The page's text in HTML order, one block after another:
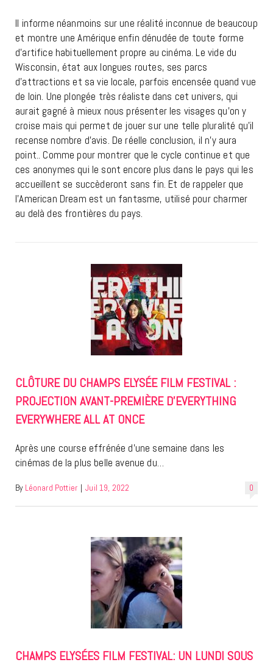
Il informe néanmoins sur une réalité inconnue de beaucoup
et montre une Amérique enfin dénudée de toute forme
d’artifice habituellement propre au cinéma. Le vide du
Wisconsin, état aux longues routes, ses parcs
d’attractions et sa vie locale, parfois encensée quand vue
de loin. Une plongée très réaliste dans cet univers, qui
aurait gagné à mieux nous présenter les visages qu’on y
croise mais qui permet de jouer sur une telle pluralité qu’il
recense nombre d’avis. De réelle conclusion, il n’y aura
point.. Comme pour montrer que le cycle continue et que
ces anonymes qui le sont encore plus dans le pays qui les
accueillent se succèderont sans fin. Et de rappeler que
l’American Dream est un fantasme, utilisé pour charmer
au delà des frontières du pays.
CLÔTURE DU CHAMPS ELYSÉE FILM FESTIVAL :
PROJECTION AVANT-PREMIÈRE D’EVERYTHING
EVERYWHERE ALL AT ONCE
Après une course effrénée d’une semaine dans les
cinémas de la plus belle avenue du…
0
By Léonard Pottier | Juil 19, 2022
CHAMPS ELYSÉES FILM FESTIVAL: UN LUNDI SOUS